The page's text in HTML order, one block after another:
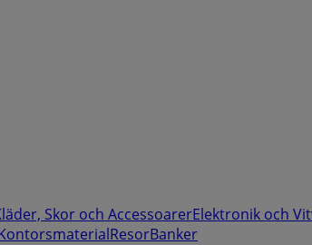
Skor och AccessoarerElektronik och
ResorBanker